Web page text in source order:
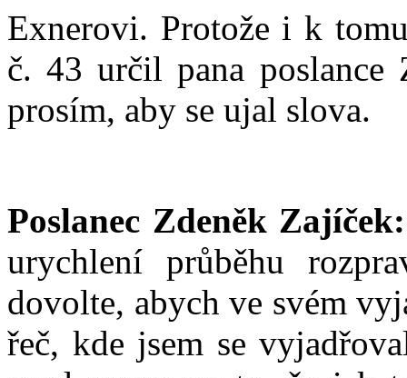
Exnerovi. Protože i k
č. 43 určil pana poslance
prosím, aby se ujal slova.
Poslanec Zdeněk Zajíček:
urychlení průběhu
dovolte, abych ve svém
řeč, kde jsem se